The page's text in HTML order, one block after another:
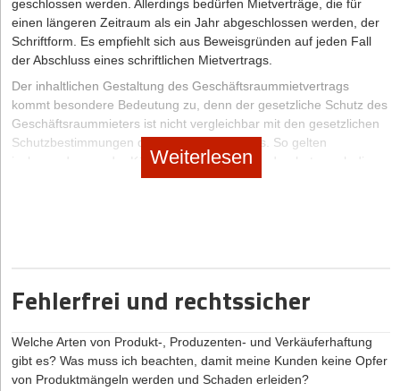
geschlossen werden. Allerdings bedürfen Mietverträge, die für
einen längeren Zeitraum als ein Jahr abgeschlossen werden, der
Schriftform. Es empfiehlt sich aus Beweisgründen auf jeden Fall
der Abschluss eines schriftlichen Mietvertrags.
Der inhaltlichen Gestaltung des Geschäftsraummietvertrags
kommt besondere Bedeutung zu, denn der gesetzliche Schutz des
Geschäftsraummieters ist nicht vergleichbar mit den gesetzlichen
Schutzbestimmungen des Wohnraummieters. So gelten
insbesondere weder Kündigungs- und Bestandsschutz noch die
Sozialklausel noch die Vorschriften zur Regelung der Miethöhe und
Mietgegenstand und Nutzungsbestimmung
Umfang genau im Vertrag beschrieben sein. Ein
Gewerberaummietvertrag enthält häufig auch eine
Nutzungsbestimmung, die man aus Mietersicht möglichst weit
Weiterlesen
Fehlerfrei und rechtssicher
Welche Arten von Produkt-, Produzenten- und Verkäuferhaftung
gibt es? Was muss ich beachten, damit meine Kunden keine Opfer
von Produktmängeln werden und Schaden erleiden?